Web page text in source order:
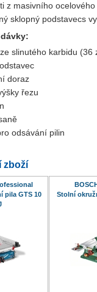
z masivního
sklopný podstavecs
slinutého karbidu (36
doraz
řezu
odsávání pilin
zboží
pila GTS 10
Stolní